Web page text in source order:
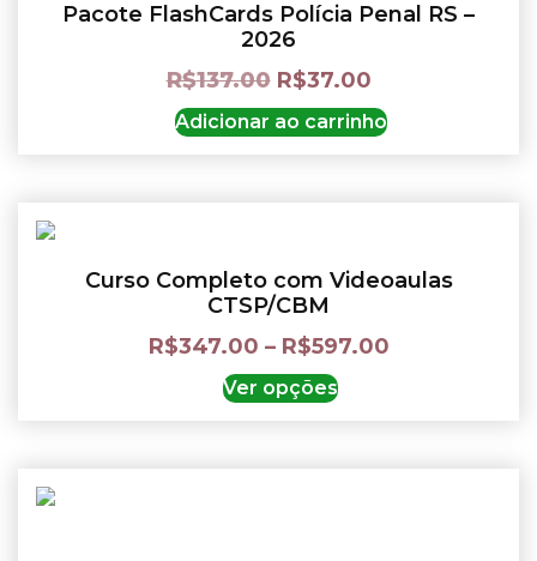
Pacote FlashCards Polícia Penal RS –
2026
R$137.00 R$37.00
Adicionar ao carrinho
Curso Completo com Videoaulas
CTSP/CBM
R$347.00 – R$597.00
Ver opções